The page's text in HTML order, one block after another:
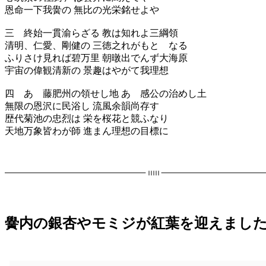
恩命一下我黌の 無比の光栄銘せよや
三 終始一貫渝らざる 教は知れよ三綱領
清明、仁愛、剛健の 三徳之れがもとゝなる
ふりさけ見れば碧万里 朝暾出でんず大海原
宇宙の偉観清新の 景趣はやがて我理想
四 あゝ藤肥州の領せし地 あゝ感公の治めし土
無限の恩沢に民浴し 流風余韻尚存す
歴代菊池の忠烈は 栄を桜花と競ふなり
天地万象皆わが師 進まん理想の目標に
黌内の銀杏やモミジが紅葉を迎えました